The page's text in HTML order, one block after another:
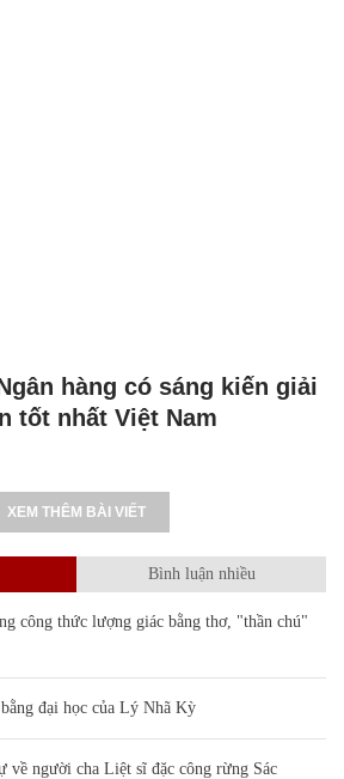
hàng có sáng kiến giải
tốt nhất Việt Nam
XEM THÊM BÀI VIẾT
Bình luận nhiều
công thức lượng giác bằng thơ, "thần chú"
đại học của Lý Nhã Kỳ
về người cha Liệt sĩ đặc công rừng Sác